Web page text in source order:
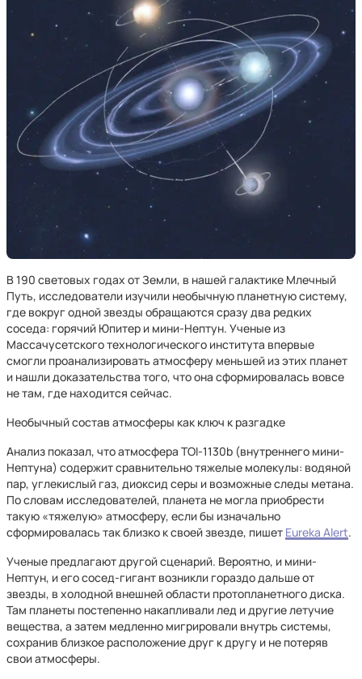
В 190 световых годах от Земли, в нашей галактике Млечный
Путь, исследователи изучили необычную планетную систему,
где вокруг одной звезды обращаются сразу два редких
соседа: горячий Юпитер и мини-Нептун. Ученые из
Массачусетского технологического института впервые
смогли проанализировать атмосферу меньшей из этих планет
и нашли доказательства того, что она сформировалась вовсе
не там, где находится сейчас.
Необычный состав атмосферы как ключ к разгадке
Анализ показал, что атмосфера TOI-1130b (внутреннего мини-
Нептуна) содержит сравнительно тяжелые молекулы: водяной
пар, углекислый газ, диоксид серы и возможные следы метана.
По словам исследователей, планета не могла приобрести
такую «тяжелую» атмосферу, если бы изначально
сформировалась так близко к своей звезде, пишет Eureka Alert.
Ученые предлагают другой сценарий. Вероятно, и мини-
Нептун, и его сосед-гигант возникли гораздо дальше от
звезды, в холодной внешней области протопланетного диска.
Там планеты постепенно накапливали лед и другие летучие
вещества, а затем медленно мигрировали внутрь системы,
сохранив близкое расположение друг к другу и не потеряв
свои атмосферы.